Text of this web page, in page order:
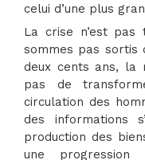
celui d’une plus
La crise n’est pas
sommes pas sortis
deux cents ans, la
pas de
circulation des
des informations
production des
une